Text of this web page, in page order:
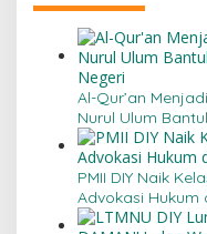
Al-Qur’an
Nurul Ulum
Negeri
PMII DIY Naik
Advokasi Hukum